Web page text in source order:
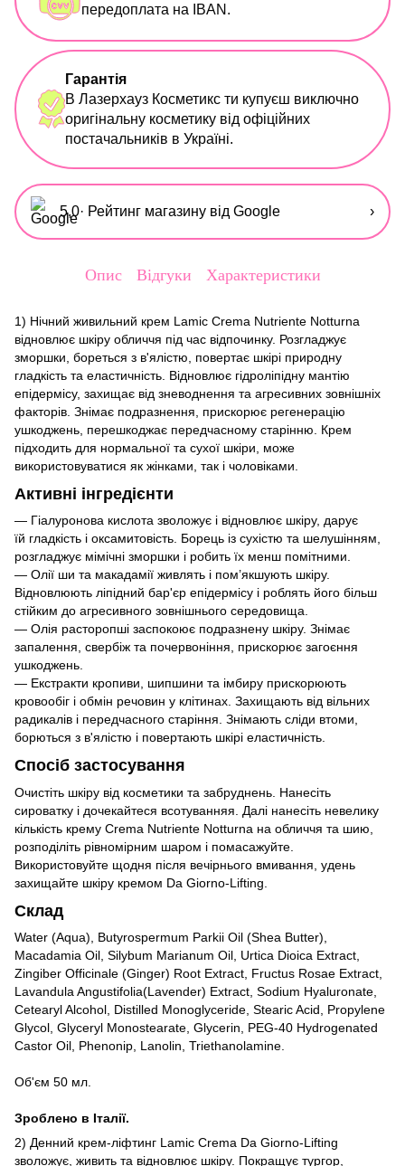
передоплата на IBAN.
Гарантія
В Лазерхауз Косметикс ти купуєш виключно
оригінальну косметику від офіційних
постачальників в Україні.
5,0· Рейтинг магазину від Google ›
Опис Відгуки Характеристики
1) Нічний живильний крем Lamic Crema Nutriente Notturna
відновлює шкіру обличчя під час відпочинку. Розгладжує
зморшки, бореться з в'ялістю, повертає шкірі природну
гладкість та еластичність. Відновлює гідроліпідну мантію
епідермісу, захищає від зневоднення та агресивних зовнішніх
факторів. Знімає подразнення, прискорює регенерацію
ушкоджень, перешкоджає передчасному старінню. Крем
підходить для нормальної та сухої шкіри, може
використовуватися як жінками, так і чоловіками.
Активні інгредієнти
— Гіалуронова кислота зволожує і відновлює шкіру, дарує
їй гладкість і оксамитовість. Борець із сухістю та шелушінням,
розгладжує мімічні зморшки і робить їх менш помітними.
— Олії ши та макадамії живлять і пом’якшують шкіру.
Відновлюють ліпідний бар'єр епідермісу і роблять його більш
стійким до агресивного зовнішнього середовища.
— Олія расторопші заспокоює подразнену шкіру. Знімає
запалення, свербіж та почервоніння, прискорює загоєння
ушкоджень.
— Екстракти кропиви, шипшини та імбиру прискорюють
кровообіг і обмін речовин у клітинах. Захищають від вільних
радикалів і передчасного старіння. Знімають сліди втоми,
борються з в'ялістю і повертають шкірі еластичність.
Спосіб застосування
Очистіть шкіру від косметики та забруднень. Нанесіть
сироватку і дочекайтеся всотуванняя. Далі нанесіть невелику
кількість крему Crema Nutriente Notturna на обличчя та шию,
розподіліть рівномірним шаром і помасажуйте.
Використовуйте щодня після вечірнього вмивання, удень
захищайте шкіру кремом Da Giorno-Lifting.
Склад
Water (Aqua), Butyrospermum Parkii Oil (Shea Butter),
Macadamia Oil, Silybum Marianum Oil, Urtica Dioica Extract,
Zingiber Officinale (Ginger) Root Extract, Fructus Rosae Extract,
Lavandula Angustifolia(Lavender) Extract, Sodium Hyaluronate,
Cetearyl Alcohol, Distilled Monoglyceride, Stearic Acid, Propylene
Glycol, Glyceryl Monostearate, Glycerin, PEG-40 Hydrogenated
Castor Oil, Phenonip, Lanolin, Triethanolamine.
Об'єм 50 мл.
Зроблено в Італії.
2) Денний крем-ліфтинг Lamic Crema Da Giorno-Lifting
зволожує, живить та відновлює шкіру. Покращує тургор,